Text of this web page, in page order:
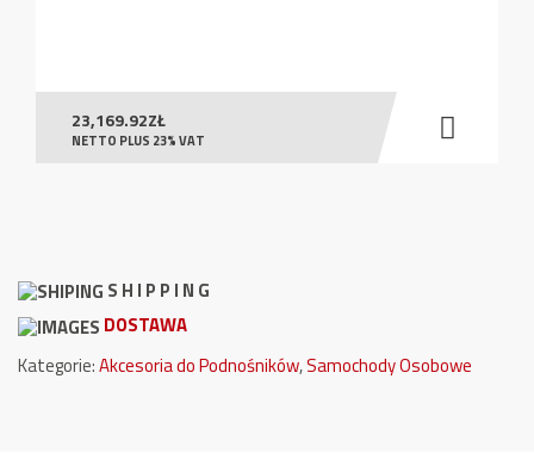
23,169.92ZŁ
NETTO PLUS 23% VAT
S H I P P I N G
DOSTAWA
Kategorie:Akcesoria do Podnośników,Samochody Osobowe